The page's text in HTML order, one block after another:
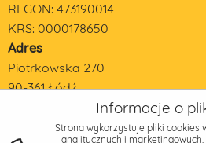
REGON: 473190014
KRS: 0000178650
Adres
Piotrkowska 270
90-361 Łódź
Informacje o
Strona wykorzystuje pliki cookies
analitycznych i